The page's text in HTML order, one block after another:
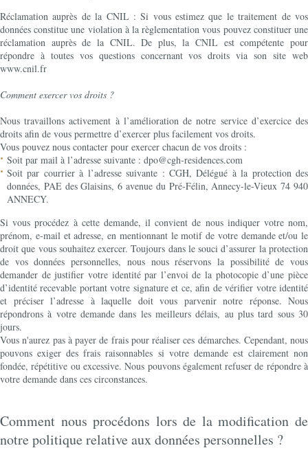
Réclamation auprès de la CNIL : Si vous estimez que le traitement de vos
données constitue une violation à la règlementation vous pouvez constituer une
réclamation auprès de la CNIL. De plus, la CNIL est compétente pour
répondre à toutes vos questions concernant vos droits via son site web
www.cnil.fr
Comment exercer vos droits ?
Nous travaillons activement à l’amélioration de notre service d’exercice des
droits afin de vous permettre d’exercer plus facilement vos droits.
Vous pouvez nous contacter pour exercer chacun de vos droits :
Soit par mail à l’adresse suivante : dpo@cgh-residences.com
Soit par courrier à l’adresse suivante : CGH, Délégué à la protection des
données, PAE des Glaisins, 6 avenue du Pré-Félin, Annecy-le-Vieux 74 940
ANNECY.
Si vous procédez à cette demande, il convient de nous indiquer votre nom,
prénom, e-mail et adresse, en mentionnant le motif de votre demande et/ou le
droit que vous souhaitez exercer. Toujours dans le souci d’assurer la protection
de vos données personnelles, nous nous réservons la possibilité de vous
demander de justifier votre identité par l’envoi de la photocopie d’une pièce
d’identité recevable portant votre signature et ce, afin de vérifier votre identité
et préciser l’adresse à laquelle doit vous parvenir notre réponse. Nous
répondrons à votre demande dans les meilleurs délais, au plus tard sous 30
jours.
Vous n'aurez pas à payer de frais pour réaliser ces démarches. Cependant, nous
pouvons exiger des frais raisonnables si votre demande est clairement non
fondée, répétitive ou excessive. Nous pouvons également refuser de répondre à
votre demande dans ces circonstances.
Comment nous procédons lors de la modification de
notre politique relative aux données personnelles ?